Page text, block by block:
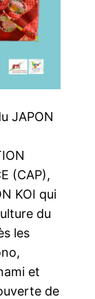
JAPON
(CAP),
KOI qui
du
les
et
de